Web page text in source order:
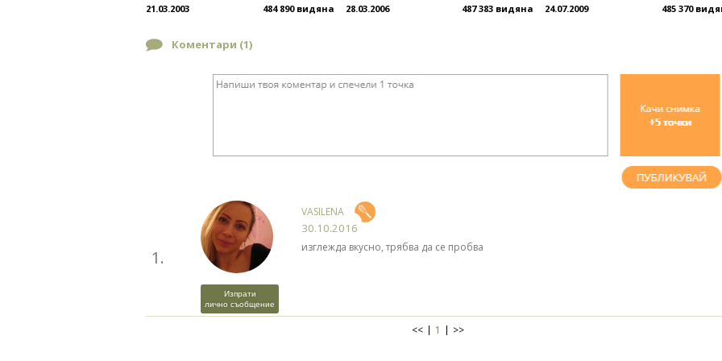
21.03.2003 484 890 видяна 28.03.2006 487 383 видяна 24.07.2009 485 370
Коментари (1)
1.
Изпрати
лично съобщение
VASILENA
30.10.2016
изглежда вкусно, трябва да се пробва
<< 1 >>